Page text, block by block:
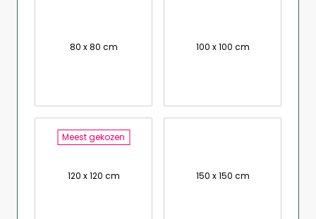
80 x 80 cm 100 x 100 cm
Meest gekozen
120 x 120 cm 150 x 150 cm